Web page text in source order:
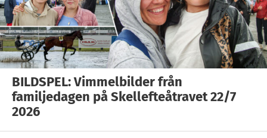
BILDSPEL: Vimmelbilder från
familjedagen på Skellefteåtravet 22/7
2026